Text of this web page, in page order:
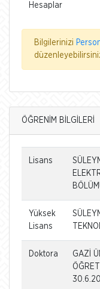
Hesaplar
Bilgilerinizi
ÖĞRENİM BİLGİLERİ
Lisans
Yüksek
Lisans
Doktora
GAZİ